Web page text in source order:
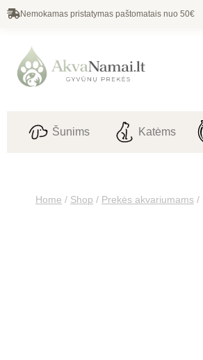
Nemokamas pristatymas paštomatais nuo 50€
Šunims Katėms
Home / Shop / Prekės akvariumams /